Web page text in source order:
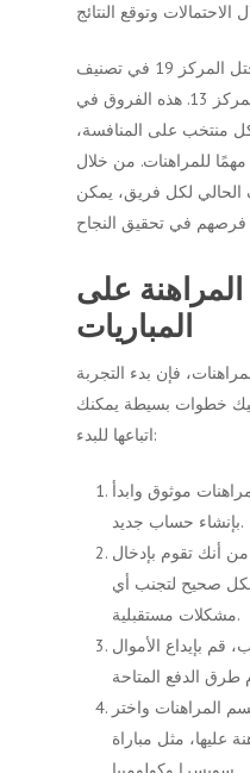
الجدير بالذكر أن سويسرا تحتل المركز 19 في تصنيف
الفيفا، بينما تحتل كولومبيا المركز 13. هذه الفروق في
منتخب على المنافسة،
للمراهنات. من خلال
الحالي لكل فريق، يمكن
على
المباريات
فإن بدء التجربة
خطوات بسيطة يمكنك
اتباعها للبدء:
موثوق وابدأ
بإنشاء حساب جديد.
من أنك تقوم بإدخال
صحيح لتجنب أي
مشكلات مستقبلية.
قم بإيداع الأموال
المراهنات واختر
عليها، مثل مباراة